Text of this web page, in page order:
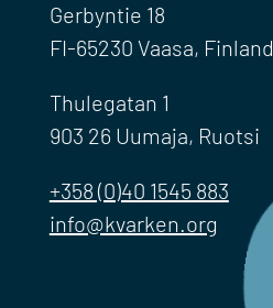
Gerbyntie 18
FI-65230 Vaasa, Finland
Thulegatan 1
903 26 Uumaja, Ruotsi
+358 (0)40 1545 883
info@kvarken.org